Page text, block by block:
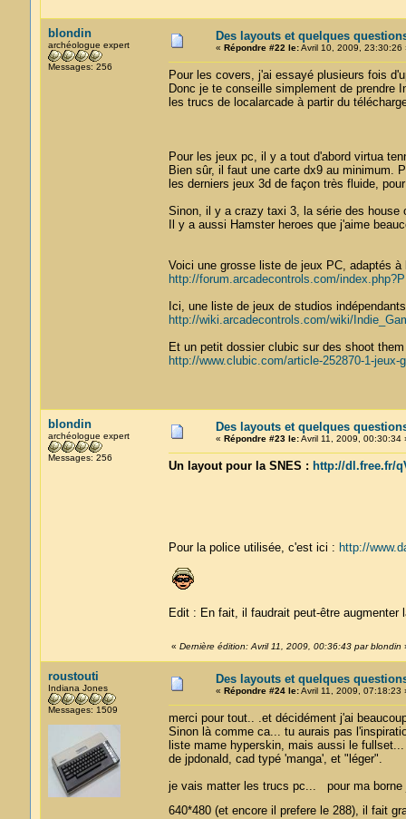
blondin
archéologue expert
Messages: 256
Des layouts et quelques
« Répondre #22 le:Avril 10, 2009, 23:30:26
Pour les covers, j'ai essayé plusieurs fois
Donc je te conseille simplement de prendre
les trucs de localarcade à partir du
Pour les jeux pc, il y a tout d'abord virtua
Bien sûr, il faut une carte dx9 au minimum.
les derniers jeux 3d de façon très fluide,
Sinon, il y a crazy taxi 3, la série des house
Il y a aussi Hamster heroes que j'aime
Voici une grosse liste de jeux PC, adaptés à
http://forum.arcadecontrols.com/
Ici, une liste de jeux de studios
http://wiki.arcadecontrols.com/wiki/
Et un petit dossier clubic sur des shoot
http://www.clubic.com/article-252870-1-
blondin
archéologue expert
Messages: 256
Des layouts et quelques
« Répondre #23 le:Avril 11, 2009, 00:30:34
Un layout pour la SNES : http://dl.free.fr/
Pour la police utilisée, c'est ici : http://
Edit : En fait, il faudrait peut-être
« Dernière édition: Avril 11, 2009, 00:36:43 par blondin
roustouti
Indiana Jones
Messages: 1509
Des layouts et quelques
« Répondre #24 le:Avril 11, 2009, 07:18:23
merci pour tout.. .et décidément j'ai
Sinon là comme ca... tu aurais pas
liste mame hyperskin, mais aussi le
de jpdonald, cad typé 'manga', et "léger".
je vais matter les trucs pc... pour ma
640*480 (et encore il prefere le 288), il fait